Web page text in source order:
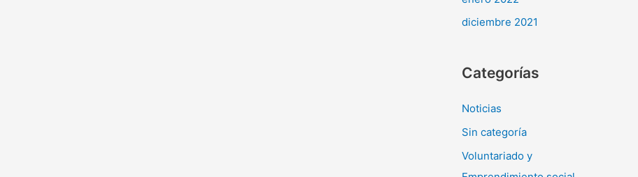
diciembre 2021
Categorías
Noticias
Sin categoría
Voluntariado y